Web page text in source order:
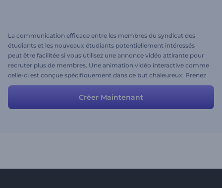
La communication efficace entre les membres du syndicat des
étudiants et les nouveaux étudiants potentiellement intéressés
peut être facilitée si vous utilisez une annonce vidéo attirante pour
recruter plus de membres. Une animation vidéo interactive comme
celle-ci est conçue spécifiquement dans ce but chaleureux. Prenez
l’histoire telle quelle est ou modifiez-la un peu pour une approche
plus personnalisée et voilà!Créer Maintenant